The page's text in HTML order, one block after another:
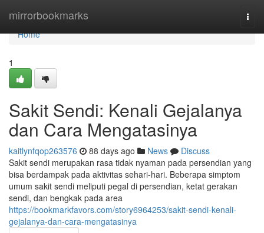
mirrorbookmarks
Home
Home
1
Sakit Sendi: Kenali Gejalanya
dan Cara Mengatasinya
kaitlynfqop263576 88 days ago News
Discuss
Sakit sendi merupakan rasa tidak nyaman pada persendian yang
bisa berdampak pada aktivitas sehari-hari. Beberapa simptom
umum sakit sendi meliputi pegal di persendian, ketat gerakan
sendi, dan bengkak pada area
https://bookmarkfavors.com/story6964253/sakit-sendi-kenali-
gejalanya-dan-cara-mengatasinya